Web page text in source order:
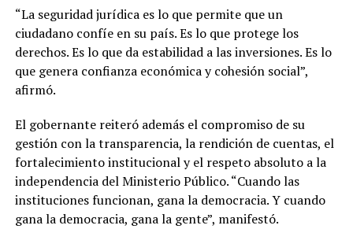
“La seguridad jurídica es lo que permite que un
ciudadano confíe en su país. Es lo que protege los
derechos. Es lo que da estabilidad a las inversiones. Es lo
que genera confianza económica y cohesión social”,
afirmó.
El gobernante reiteró además el compromiso de su
gestión con la transparencia, la rendición de cuentas, el
fortalecimiento institucional y el respeto absoluto a la
independencia del Ministerio Público. “Cuando las
instituciones funcionan, gana la democracia. Y cuando
gana la democracia, gana la gente”, manifestó.